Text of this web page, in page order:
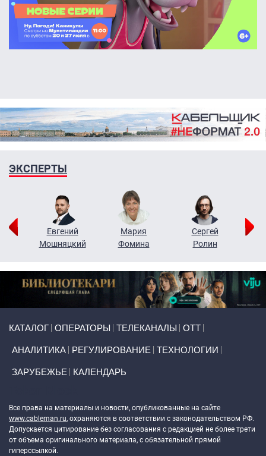
ЭКСПЕРТЫ
Евгений
Мошняцкий
Мария
Фомина
Сергей
Ролин
КАТАЛОГ ОПЕРАТОРЫ ТЕЛЕКАНАЛЫ ОТТ
АНАЛИТИКА РЕГУЛИРОВАНИЕ ТЕХНОЛОГИИ
ЗАРУБЕЖЬЕ КАЛЕНДАРЬ
Все права на материалы и новости, опубликованные на сайте
www.cableman.ru, охраняются в соответствии с законодательством РФ.
Допускается цитирование без согласования с редакцией не более трети
от объема оригинального материала, с обязательной прямой
гиперссылкой.